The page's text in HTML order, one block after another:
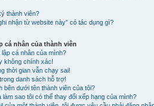
thành viên?
nhận từ website này” có tác dụng gì?
cá nhân của thành viên
lập cá nhân của mình?
không chính xác!
thời gian vẫn chạy sai!
danh sách hỗ trợ!
bên dưới tên thành viên của tôi?
làm sao tôi có thể thay đổi xếp hạng của mình?